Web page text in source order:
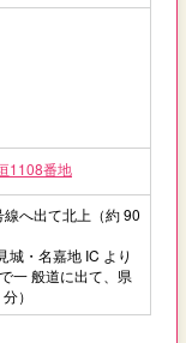
1108番地
へ出て北上（約 90
城・名嘉地 IC より
一 般道に出て、県
）